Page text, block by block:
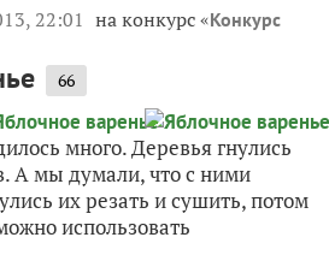
22:01 на конкурс «Конкурс
66
много. Деревья гнулись
А мы думали, что с ними
их резать и сушить, потом
использовать